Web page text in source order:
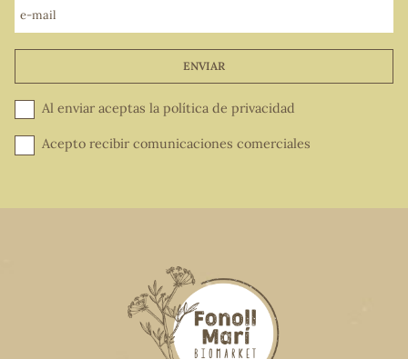
e-mail
ENVIAR
Al enviar aceptas la política de privacidad
Acepto recibir comunicaciones comerciales